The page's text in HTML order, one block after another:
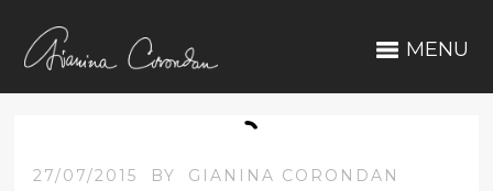
MENU
27/07/2015 BY GIANINA CORONDAN